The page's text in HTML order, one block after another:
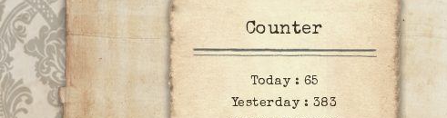
Counter
Today : 65
Yesterday : 383